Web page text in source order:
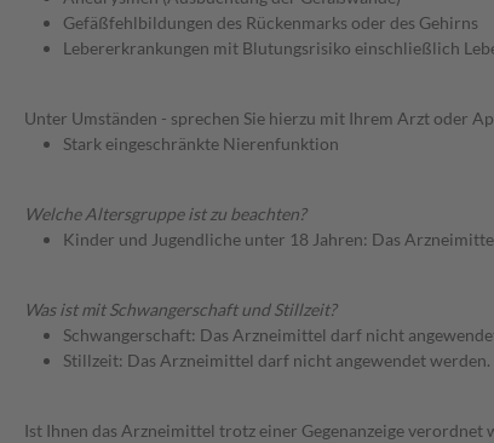
Gefäßfehlbildungen des Rückenmarks oder des Gehirns
Lebererkrankungen mit Blutungsrisiko einschließlich
Unter Umständen - sprechen Sie hierzu mit Ihrem Arzt oder
Stark eingeschränkte Nierenfunktion
Welche Altersgruppe ist zu beachten?
Kinder und Jugendliche unter 18 Jahren: Das
Was ist mit Schwangerschaft und Stillzeit?
Schwangerschaft: Das Arzneimittel darf nicht
Stillzeit: Das Arzneimittel darf nicht angewendet werden.
Ist Ihnen das Arzneimittel trotz einer Gegenanzeige